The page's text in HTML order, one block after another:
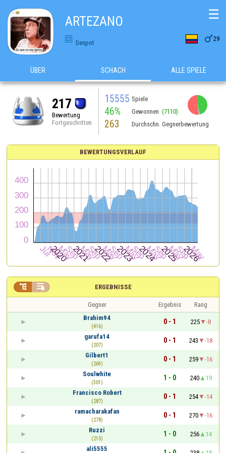
ARTEZANO
Despot 29
☰
ÜBER SCHACH ALLE SPIELE
217
Bewertung
Fortgeschritten
15555 Spiele
46% Gewonnen (7110)
263 Durchschn. Gegnerbewertung
BEWERTUNGSVERLAUF
ERGEBNISSE
 
Gegner Ergebnis
Rang
Brahim94
(416)
0 - 1 225
-8
garufa14
(207)
0 - 1 243
-18
Gilbert1
(269)
0 - 1 259
-16
Soulwhite
(301)
1 - 0 240
19
Francisco Robert
(287)
0 - 1 254
-14
ramacharakafan
(278)
0 - 1 270
-16
Ruzzi
(215)
1 - 0 256
14
ali5555